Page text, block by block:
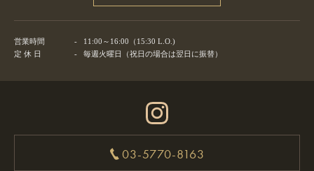
営業時間 -
11:00～16:00（15:30 L.O.)
定 休 日
- 毎週火曜日（祝日の場合は翌日に振替）
03-5770-8163